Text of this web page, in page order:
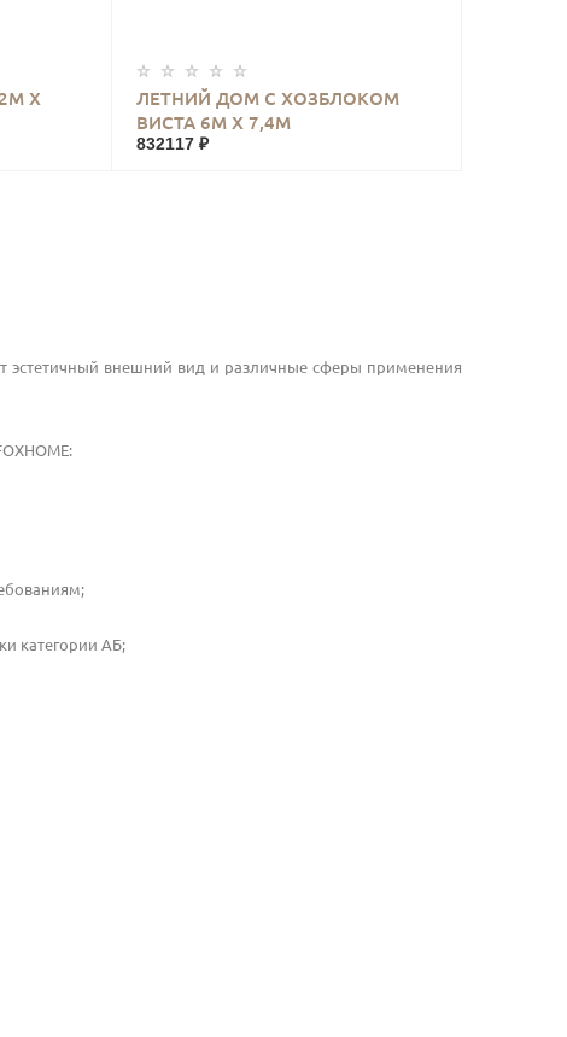
Х
ЛЕТНИЙ ДОМ С ХОЗБЛОКОМ
ВИСТА 6М Х 7,4М
832117 ₽
КУПИТЬ
эстетичный внешний вид и различные сферы применения
:
категории АБ;